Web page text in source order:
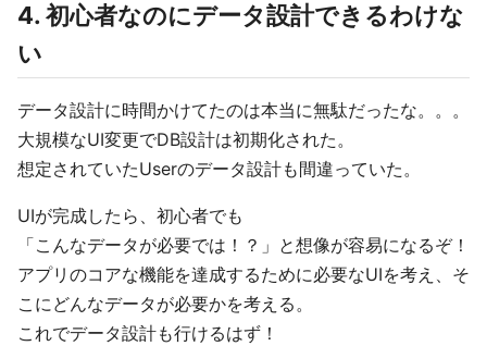
4. 初心者なのにデータ設計できるわけな
い
データ設計に時間かけてたのは本当に無駄だったな。。。
大規模なUI変更でDB設計は初期化された。
想定されていたUserのデータ設計も間違っていた。
UIが完成したら、初心者でも
「こんなデータが必要では！？」と想像が容易になるぞ！
アプリのコアな機能を達成するために必要なUIを考え、そ
こにどんなデータが必要かを考える。
これでデータ設計も行けるはず！